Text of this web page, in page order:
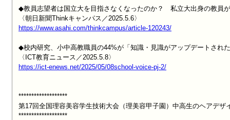
◆教員志望者は国立大を目指さなくなったのか？　私立大出身の教員
https://www.asahi.com/thinkcampus/article-120243/
◆校内研究、小中高教職員の44%が「知識・見識がアップデートされ
https://ict-enews.net/2025/05/08school-voice-pj-2/
*******************
第17回全国理容美容学生技術大会（理美容甲子園）中高生のヘアデザ
*******************